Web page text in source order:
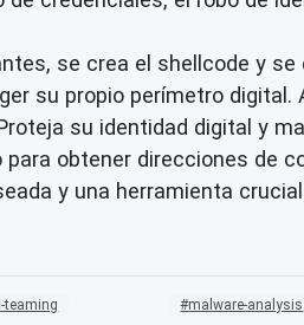
se crea el shellcode y
su propio perímetro
su identidad digital y
para obtener direcciones de
y una herramienta
teaming malware-analysis